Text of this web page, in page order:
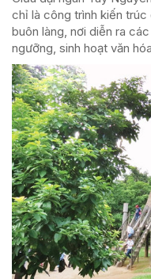
chỉ là công trình kiến
buôn làng, nơi diễn ra
ngưỡng, sinh hoạt văn